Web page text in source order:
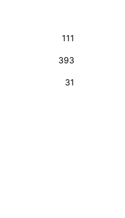
111
393
31